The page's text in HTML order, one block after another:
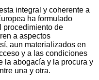
integral y coherente a
ha formulado
procedimiento de
a aspectos
aun materializados en
y a las condiciones
la abogacía y la procura y
una y otra.